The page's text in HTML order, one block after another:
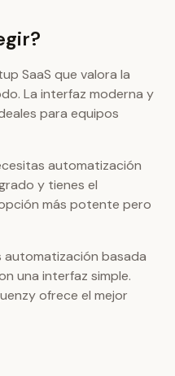
SaaS que valora la
La interfaz moderna y
para equipos
automatización
y tienes el
más potente pero
automatización basada
una interfaz simple.
ofrece el mejor